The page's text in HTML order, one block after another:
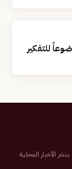
للتفكير
تم تأسيسها عام 2007م تهتم بنشر الأخبار المحلية